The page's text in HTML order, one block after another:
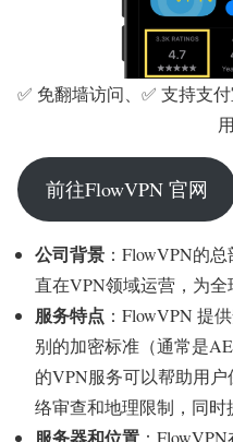
✅ 免翻墙访问、✅ 支持支
前往FlowVPN 官网
公司背景 ：FlowVPN的
直在VPN领域运营，为全
服务特点 ：FlowVPN 提
别的加密标准（通常是
的VPN服务可以帮助用
络审查和地理限制，同时